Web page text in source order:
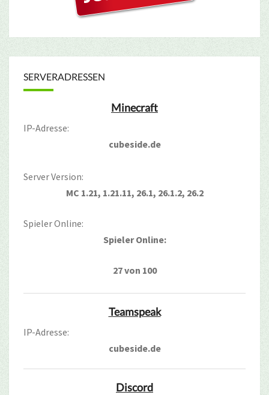
SERVERADRESSEN
Minecraft
IP-Adresse:
cubeside.de
Server Version:
MC 1.21, 1.21.11, 26.1, 26.1.2, 26.2
Spieler Online:
Spieler Online:
27 von 100
Teamspeak
IP-Adresse:
cubeside.de
Discord